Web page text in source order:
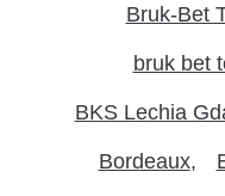
Bruk-Bet
bruk bet
BKS Lechia
Bordeaux